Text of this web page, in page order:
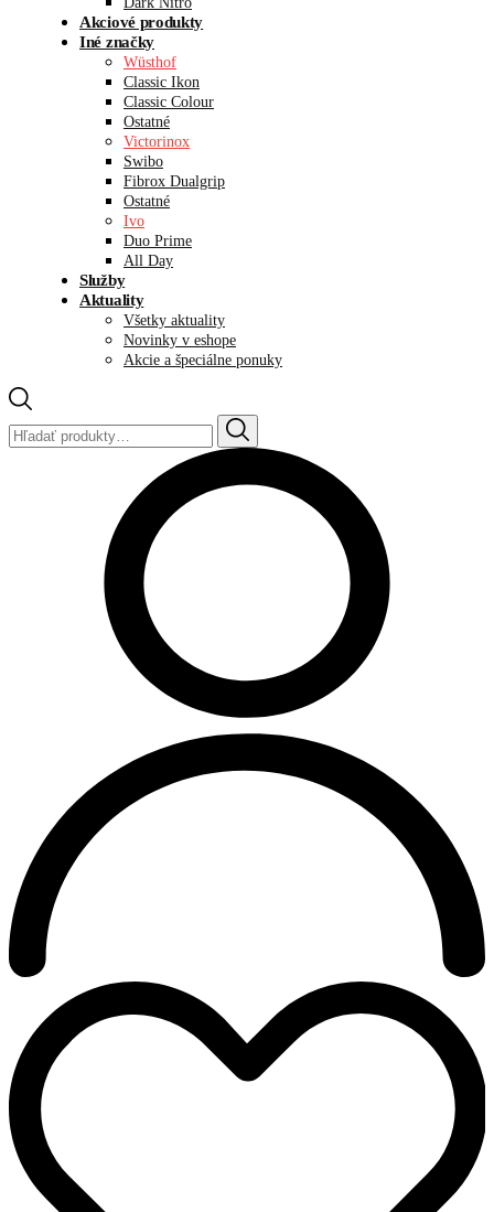
Akciové produkty
Iné značky
Wüsthof
Classic Ikon
Classic Colour
Ostatné
Victorinox
Swibo
Fibrox Dualgrip
Ostatné
Ivo
Duo Prime
All Day
Služby
Aktuality
Všetky aktuality
Novinky v eshope
Akcie a špeciálne ponuky
Hľadať: